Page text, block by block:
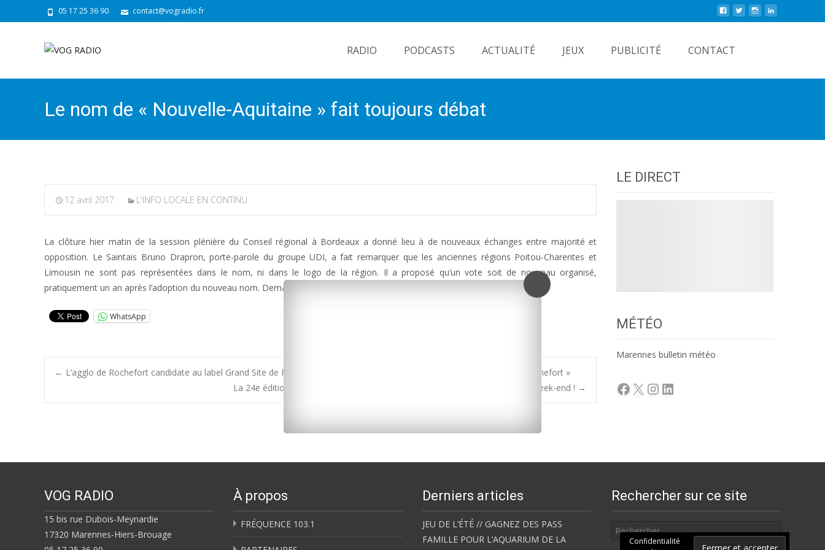
05 17 25 36 90 contact@vogradio.fr
RADIO PODCASTS ACTUALITÉ JEUX PUBLICITÉ CONTACT
Le nom de « Nouvelle-Aquitaine » fait toujours débat
12 avril 2017 L'INFO LOCALE EN CONTINU
La clôture hier matin de la session plénière du Conseil régional à Bordeaux a donné lieu à de nouveaux échanges entre majorité et
opposition. Le Saintais Bruno Drapron, porte-parole du groupe UDI, a fait remarquer que les anciennes régions Poitou-Charentes et
Limousin ne sont pas représentées dans le nom, ni dans le logo de la région. Il a proposé qu’un vote soit de nouveau organisé,
pratiquement un an après l’adoption du nouveau nom. Demande vite rejetée par le président Alain Rousset qui a clos le débat.
WhatsApp
Post
← L’agglo de Rochefort candidate au label Grand Site de France pour le territoire « Estuaire de la Charente-Arsenal de Rochefort »
La 24e édition du Festival du cerf-volant et du vent de Chatelaillon, c’est ce week-end ! →
LE DIRECT
MÉTÉO
Marennes bulletin météo
Facebook
X Instagram
LinkedIn
VOG RADIO
15 bis rue Dubois-Meynardie
17320 Marennes-Hiers-Brouage
À propos
FRÉQUENCE 103.1
Derniers articles
JEU DE L’ÉTÉ // GAGNEZ DES PASS
FAMILLE POUR L’AQUARIUM DE LA
Rechercher sur ce site
Confidentialité